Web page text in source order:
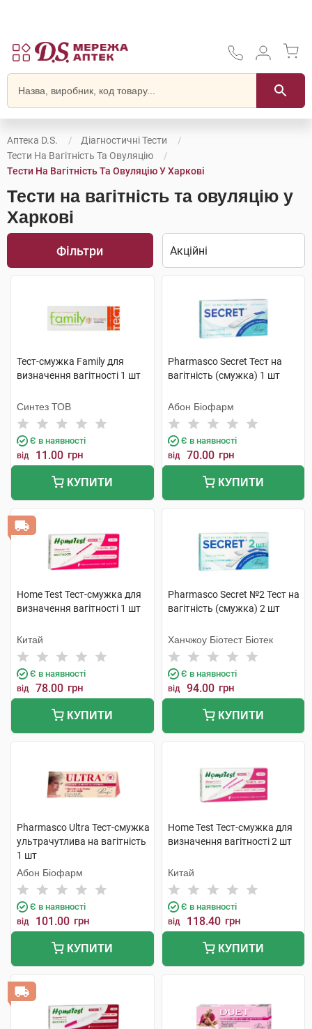
Аптека D.S.
Діагностичні Тести
Тести На Вагітність Та Овуляцію
Тести На Вагітність Та Овуляцію У Харкові
Тести на вагітність та овуляцію у
Харкові
Фільтри
Тест-смужка Family для
визначення вагітності 1 шт
Синтез ТОВ
Є в наявності
від 11.00 грн
КУПИТИ
Pharmasco Secret Тест на
вагітність (смужка) 1 шт
Абон Біофарм
Є в наявності
від 70.00 грн
КУПИТИ
Home Test Тест-смужка для
визначення вагітності 1 шт
Китай
Є в наявності
від 78.00 грн
КУПИТИ
Pharmasco Secret №2 Тест на
вагітність (смужка) 2 шт
Ханчжоу Біотест Біотек
Є в наявності
від 94.00 грн
КУПИТИ
Pharmasco Ultra Тест-смужка
ультрачутлива на вагітність
1 шт
Абон Біофарм
Є в наявності
від 101.00 грн
КУПИТИ
Home Test Тест-смужка для
визначення вагітності 2 шт
Китай
Є в наявності
від 118.40 грн
КУПИТИ